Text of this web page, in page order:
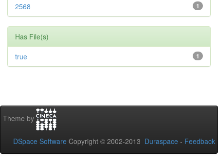
1
2568
Has File(s)
1
true
Theme by
DSpace Software Copyright © 2002-2013 Duraspace - Feedback